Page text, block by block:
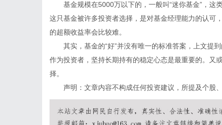
基金规模在5000万以下的，一般叫“迷你基金”，这
这只基金被许多投资者选择，是对基金经理能力的认可
的超额收益率会比较难。
其实，基金的“好”并没有唯一的标准答案，上文提
作为投资者，坚持长期持有的稳定心态是最重要的。又
择。
声明：文章内容不构成任何投资建议，所提及个股